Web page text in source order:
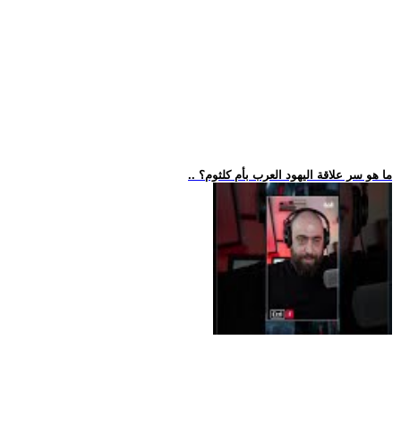
.. ما هو سر علاقة اليهود العرب بأم كلثوم؟